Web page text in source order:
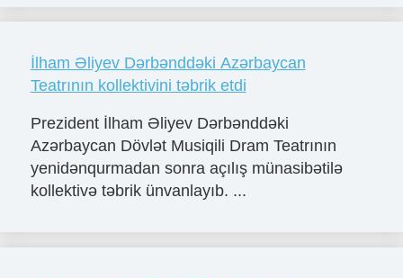
İlham Əliyev Dərbənddəki Azərbaycan
Teatrının kollektivini təbrik etdi
Prezident İlham Əliyev Dərbənddəki
Azərbaycan Dövlət Musiqili Dram Teatrının
yenidənqurmadan sonra açılış münasibətilə
kollektivə təbrik ünvanlayıb. ...